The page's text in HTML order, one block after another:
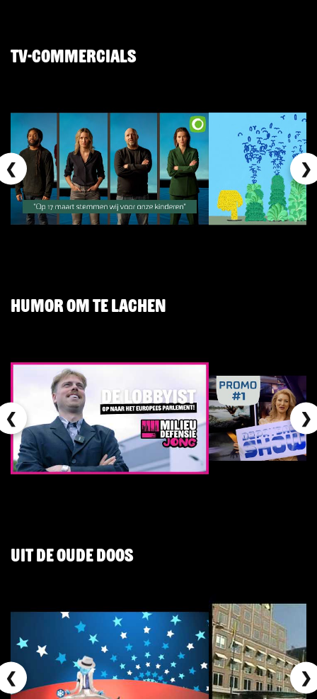
TV-Commercials
❮ ❯
Humor om te lachen
❮ ❯
Uit de oude doos
❮ ❯